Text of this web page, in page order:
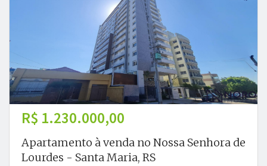
R$ 1.230.000,00
Apartamento à venda no Nossa Senhora de
Lourdes - Santa Maria, RS